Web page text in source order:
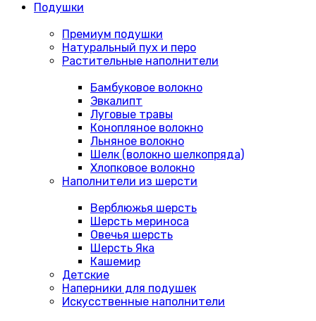
Подушки
Премиум подушки
Натуральный пух и перо
Растительные наполнители
Бамбуковое волокно
Эвкалипт
Луговые травы
Конопляное волокно
Льняное волокно
Шелк (волокно шелкопряда)
Хлопковое волокно
Наполнители из шерсти
Верблюжья шерсть
Шерсть мериноса
Овечья шерсть
Шерсть Яка
Кашемир
Детские
Наперники для подушек
Искусственные наполнители